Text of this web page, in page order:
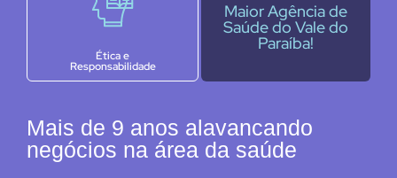
Ética e
Responsabilidade
Maior Agência de
Saúde do Vale do
Paraíba!
Mais de 9 anos alavancando
negócios na área da saúde